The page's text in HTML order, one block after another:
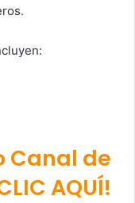
Canal de
AQUÍ!